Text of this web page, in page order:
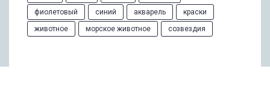
фиолетовый
синий акварель
краски
животное
морское животное созвездия